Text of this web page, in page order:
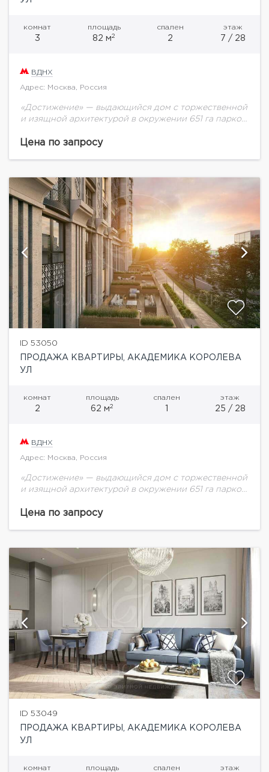
комнат
3
площадь
82 м2
спален
2
этаж
7 / 28
ВДНХ
Адрес: Москва, Россия
«Достижение» — выдающийся дом с торжественной
и изящной архитектурой в окружении 651 га парков
1,7 га с зонами для активного...
Цена по запросу
ID 53050
ПРОДАЖА КВАРТИРЫ, АКАДЕМИКА КОРОЛЕВА
УЛ
комнат
2
площадь
62 м2
спален
1
этаж
25 / 28
ВДНХ
Адрес: Москва, Россия
«Достижение» — выдающийся дом с торжественной
и изящной архитектурой в окружении 651 га парков
1,7 га с зонами для активного...
Цена по запросу
ID 53049
ПРОДАЖА КВАРТИРЫ, АКАДЕМИКА КОРОЛЕВА
УЛ
комнат площадь спален этаж